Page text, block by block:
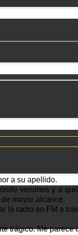
a su apellido.
venimos y a
mayor alcance.
la radio en FM a
trágico. Me